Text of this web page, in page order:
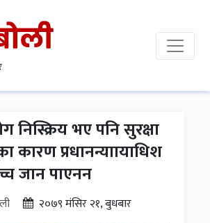
निस्क्रिय भए पनि सुरक्षा
कारण प्रधानन्याायाधिश
जान पाएनन
२०७९ मंसिर २१, बुधबार